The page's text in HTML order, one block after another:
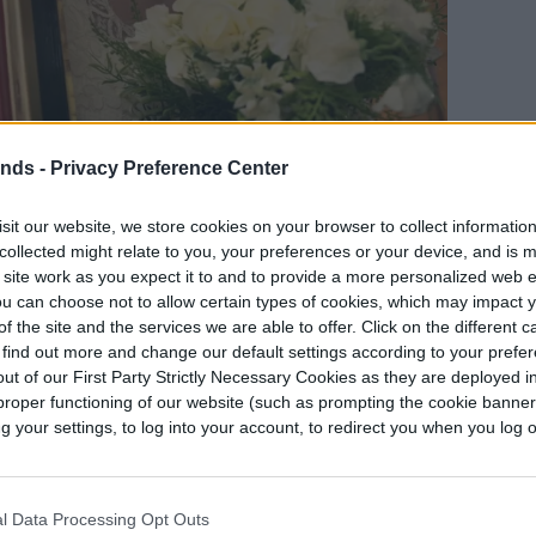
- Privacy Preference Center
our website, we store cookies on your browser to collect
might relate to you, your preferences or your device, and is
work as you expect it to and to provide a more personalized web
can choose not to allow certain types of cookies, which may impact
the site and the services we are able to offer. Click on the different
out more and change our default settings according to your
of our First Party Strictly Necessary Cookies as they are deployed
functioning of our website (such as prompting the cookie
your settings, to log into your account, to redirect you when you log
Data Processing Opt Outs
Brown en su segundo papel más
Things’-. Emoción a raudales en la tercera
aventura lleva a la detective Enola Holmes a
y profesionales se entremezclan en el caso
nunca.